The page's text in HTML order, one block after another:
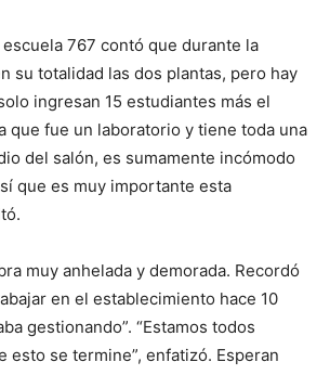
767 contó que durante la
su totalidad las dos plantas, pero hay
ingresan 15 estudiantes más el
que fue un laboratorio y tiene toda una
del salón, es sumamente incómodo
que es muy importante esta
muy anhelada y demorada. Recordó
en el establecimiento hace 10
gestionando”. “Estamos todos
esto se termine”, enfatizó. Esperan